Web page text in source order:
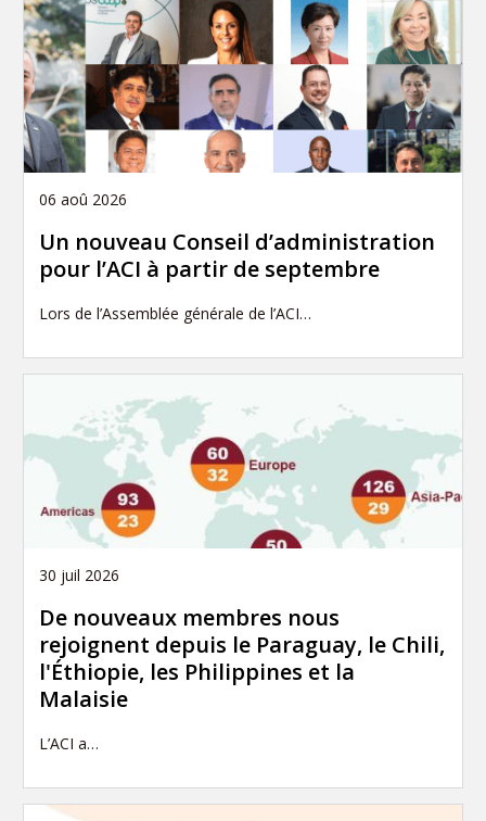
06 aoû 2026
Un nouveau Conseil d’administration
pour l’ACI à partir de septembre
Lors de l’Assemblée générale de l’ACI…
30 juil 2026
De nouveaux membres nous
rejoignent depuis le Paraguay, le Chili,
l'Éthiopie, les Philippines et la
Malaisie
L’ACI a…